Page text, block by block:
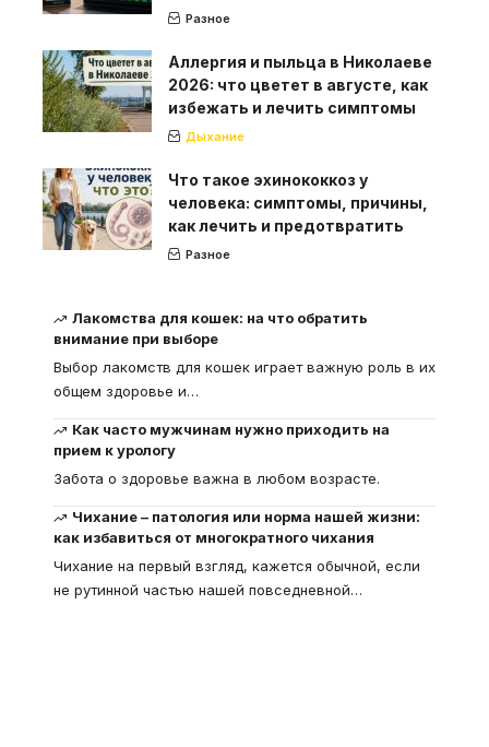
Разное
Аллергия и пыльца в Николаеве
2026: что цветет в августе, как
избежать и лечить симптомы
Дыхание
Что такое эхинококкоз у
человека: симптомы, причины,
как лечить и предотвратить
Разное
Лакомства для кошек: на что обратить
внимание при выборе
Выбор лакомств для кошек играет важную роль в их
общем здоровье и…
Как часто мужчинам нужно приходить на
прием к урологу
Забота о здоровье важна в любом возрасте.
Чихание – патология или норма нашей жизни:
как избавиться от многократного чихания
Чихание на первый взгляд, кажется обычной, если
не рутинной частью нашей повседневной…